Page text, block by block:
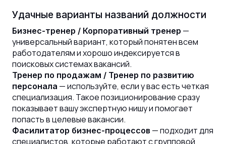
Удачные варианты названий должности
Бизнес-тренер / Корпоративный тренер —
универсальный вариант, который понятен всем
работодателям и хорошо индексируется в
поисковых системах вакансий.
Тренер по продажам / Тренер по развитию
персонала — используйте, если у вас есть четкая
специализация. Такое позиционирование сразу
показывает вашу экспертную нишу и помогает
попасть в целевые вакансии.
Фасилитатор бизнес-процессов — подходит для
специалистов, которые работают с групповой